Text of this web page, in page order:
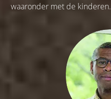
waaronder met de kinderen.